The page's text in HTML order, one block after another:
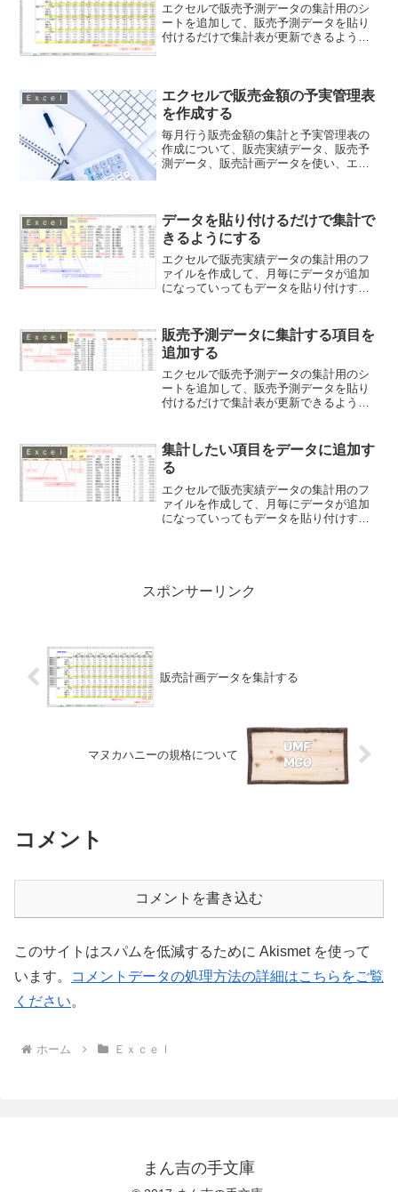
エクセルで販売予測データの集計用のシ
ートを追加して、販売予測データを貼り
付けるだけで集計表が更新できるように
売実績も足しこんだ販売実績・予測集計
表を作成します。
Ｅｘｃｅｌ
エクセルで販売金額の予実管理表
を作成する
毎月行う販売金額の集計と予実管理表の
作成について、販売実績データ、販売予
測データ、販売計画データを使い、エク
Ｅｘｃｅｌ
データを貼り付けるだけで集計で
きるようにする
エクセルで販売実績データの集計用のフ
ァイルを作成して、月毎にデータが追加
になっていってもデータを貼り付けする
実績データを貼り付けるだけで集計でき
るように集計用データを修正します。
Ｅｘｃｅｌ
販売予測データに集計する項目を
追加する
エクセルで販売予測データの集計用のシ
ートを追加して、販売予測データを貼り
付けるだけで集計表が更新できるように
ここでは、月毎の販売予測データを貼り
付けるだけで集計できるように集計用デ
ータを作成します。
Ｅｘｃｅｌ
集計したい項目をデータに追加す
る
エクセルで販売実績データの集計用のフ
ァイルを作成して、月毎にデータが追加
になっていってもデータを貼り付けする
スポンサーリンク
販売計画データを集計する
マヌカハニーの規格について
コメント
コメントを書き込む
このサイトはスパムを低減するために Akismet を使って
います。
コメントデータの処理方法の詳細はこちらをご覧
ください。
ホーム Ｅｘｃｅｌ
まん吉の手文庫